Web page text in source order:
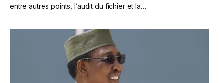
entre autres points, l’audit du fichier et la…